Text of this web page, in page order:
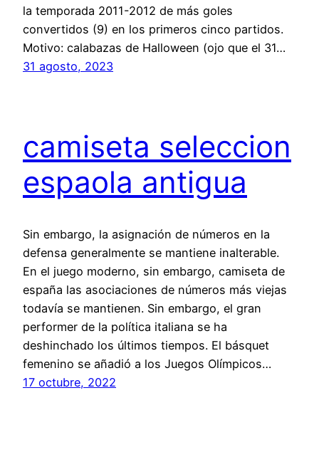
la temporada 2011-2012 de más goles
convertidos (9) en los primeros cinco partidos.
Motivo: calabazas de Halloween (ojo que el 31…
31 agosto, 2023
camiseta seleccion
espaola antigua
Sin embargo, la asignación de números en la
defensa generalmente se mantiene inalterable.
En el juego moderno, sin embargo, camiseta de
españa las asociaciones de números más viejas
todavía se mantienen. Sin embargo, el gran
performer de la política italiana se ha
deshinchado los últimos tiempos. El básquet
femenino se añadió a los Juegos Olímpicos…
17 octubre, 2022